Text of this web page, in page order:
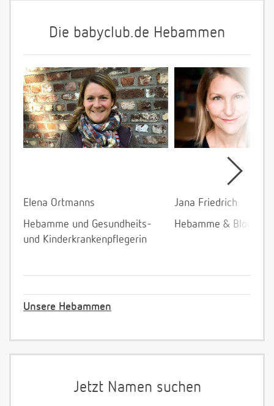
Die babyclub.de Hebammen
Elena Ortmanns
Hebamme und Gesundheits-
und Kinderkrankenpflegerin
Jana Friedrich
Hebamme &
Unsere Hebammen
Jetzt Namen suchen